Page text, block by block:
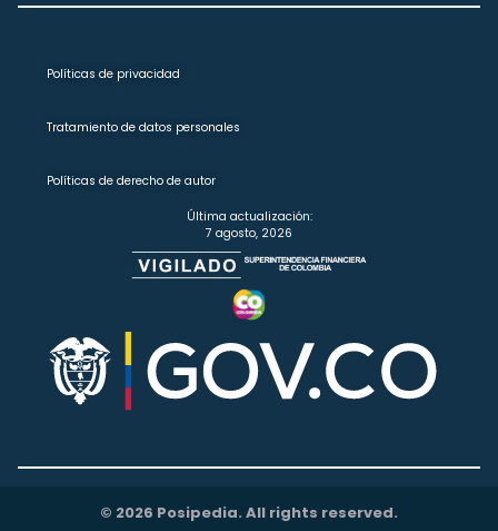
Políticas de privacidad
Tratamiento de datos personales
Políticas de derecho de autor
Última actualización:
7 agosto, 2026
© 2026 Posipedia. All rights reserved.